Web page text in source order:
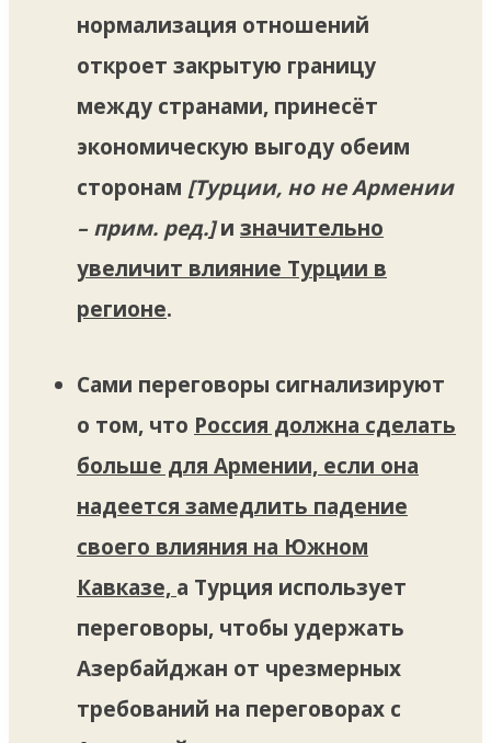
нормализация отношений
откроет закрытую границу
между странами, принесёт
экономическую выгоду обеим
сторонам [Турции, но не Армении
– прим. ред.]и значительно
увеличит влияние Турции в
регионе.
Сами переговоры сигнализируют
о том, что Россия должна сделать
больше для Армении, если она
надеется замедлить падение
своего влияния на Южном
Кавказе, а Турция использует
переговоры, чтобы удержать
Азербайджан от чрезмерных
требований на переговорах с